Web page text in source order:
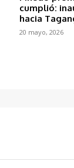
cumplió:
hacia
20 mayo, 2026